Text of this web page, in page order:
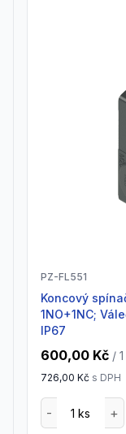
PZ-FL551
Koncový spínač s kladkou a rolnou_PG 13,5; Kov;
1NO+1NC;
IP67
600,00 Kč / 1
726,00 Kč s DPH